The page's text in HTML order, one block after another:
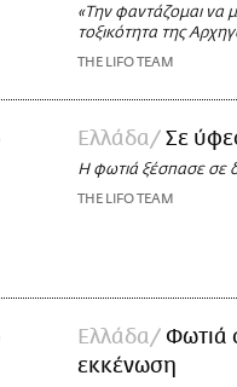
«Την φαντάζομαι να
τοξικότητα της
THE LIFO TEAM
Ελλάδα Σε
Η φωτιά ξέσπασε σε
THE LIFO TEAM
Ελλάδα
Φωτιά
εκκένωση